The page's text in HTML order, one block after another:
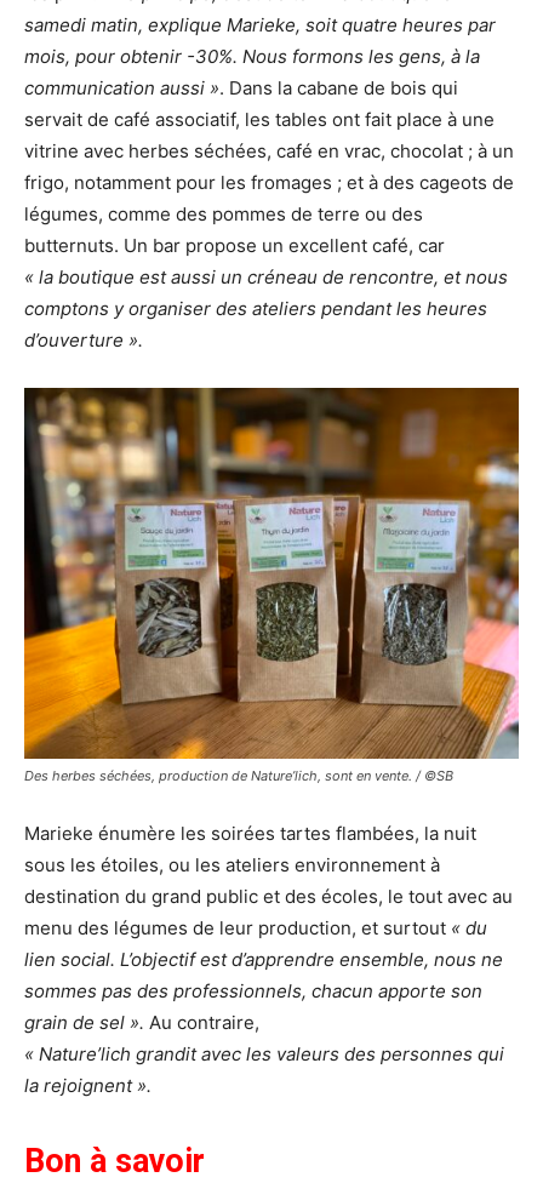
samedi matin, explique Marieke, soit quatre heures par
mois, pour obtenir -30%. Nous formons les gens, à la
communication aussi ». Dans la cabane de bois qui
servait de café associatif, les tables ont fait place à une
vitrine avec herbes séchées, café en vrac, chocolat ; à un
frigo, notamment pour les fromages ; et à des cageots de
légumes, comme des pommes de terre ou des
butternuts. Un bar propose un excellent café, car
« la boutique est aussi un créneau de rencontre, et nous
comptons y organiser des ateliers pendant les heures
d’ouverture ».
Des herbes séchées, production de Nature’lich, sont en vente. / ©SB
Marieke énumère les soirées tartes flambées, la nuit
sous les étoiles, ou les ateliers environnement à
destination du grand public et des écoles, le tout avec au
menu des légumes de leur production, et surtout « du
lien social. L’objectif est d’apprendre ensemble, nous ne
sommes pas des professionnels, chacun apporte son
grain de sel ». Au contraire,
« Nature’lich grandit avec les valeurs des personnes qui
la rejoignent ».
Bon à savoir